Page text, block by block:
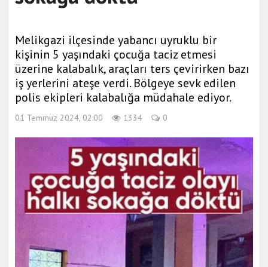
Melikgazi ilçesinde yabancı uyruklu bir
kişinin 5 yaşındaki çocuğa taciz etmesi
üzerine kalabalık, araçları ters çevirirken bazı
iş yerlerini ateşe verdi. Bölgeye sevk edilen
polis ekipleri kalabalığa müdahale ediyor.
01 Temmuz 2024, 02:00 1334 0